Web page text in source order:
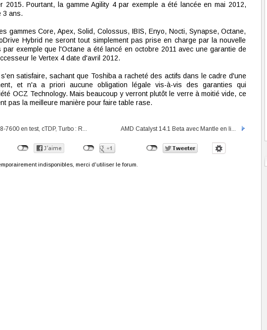
2015. Pourtant, la gamme Agility 4 par exemple a été lancée en mai 2012,
3 ans.
gammes Core, Apex, Solid, Colossus, IBIS, Enyo, Nocti, Synapse, Octane,
Hybrid ne seront tout simplement pas prise en charge par la nouvelle
par exemple que l'Octane a été lancé en octobre 2011 avec une garantie de
le Vertex 4 date d'avril 2012.
satisfaire, sachant que Toshiba a racheté des actifs dans le cadre d'une
et n'a a priori aucune obligation légale vis-à-vis des garanties qui
OCZ Technology. Mais beaucoup y verront plutôt le verre à moitié vide, ce
pas la meilleure manière pour faire table rase.
7600 en test, cTDP, Turbo : R... AMD Catalyst 14.1 Beta avec Mantle en li...
indisponibles, merci d'utiliser le forum.